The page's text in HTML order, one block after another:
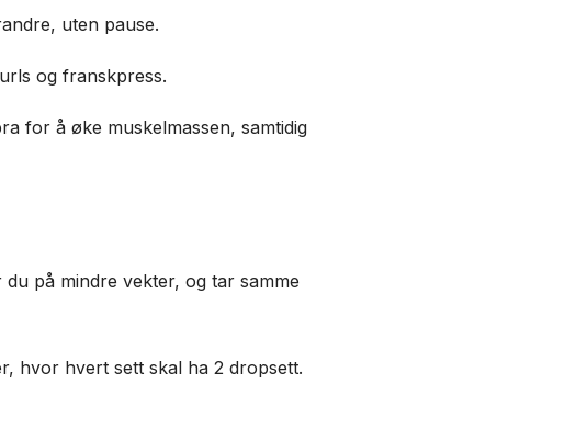
uten pause.
og franskpress.
for å øke muskelmassen, samtidig
på mindre vekter, og tar samme
hvor hvert sett skal ha 2 dropsett.